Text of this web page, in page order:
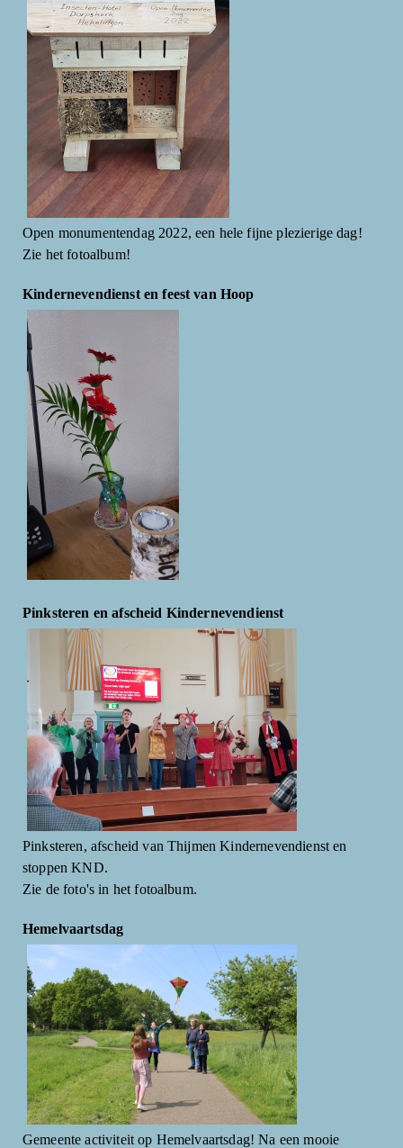
Open monumentendag 2022, een hele fijne plezierige dag!
Zie het fotoalbum!
Kindernevendienst en feest van Hoop
Pinksteren en afscheid Kindernevendienst
Pinksteren, afscheid van Thijmen Kindernevendienst en
stoppen KND.
Zie de foto's in het fotoalbum.
Hemelvaartsdag
Gemeente activiteit op Hemelvaartsdag! Na een mooie